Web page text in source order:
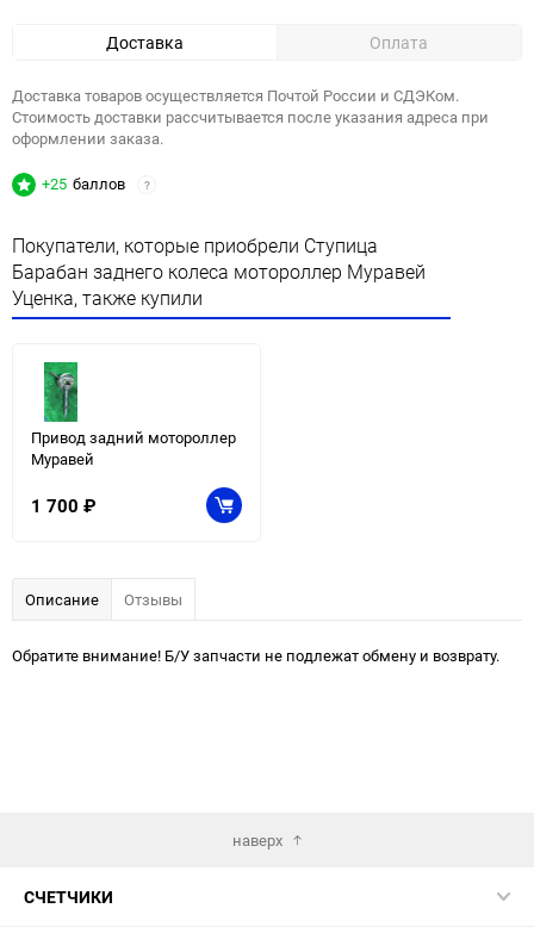
Доставка Оплата
Доставка товаров осуществляется Почтой России и СДЭКом.
Стоимость доставки рассчитывается после указания адреса при
оформлении заказа.
+25 баллов ?
Покупатели, которые приобрели Ступица
Барабан заднего колеса мотороллер Муравей
Уценка, также купили
Привод задний мотороллер
Муравей
1 700 ₽
Описание Отзывы
Обратите внимание! Б/У запчасти не подлежат обмену и возврату.
наверх
СЧЕТЧИКИ